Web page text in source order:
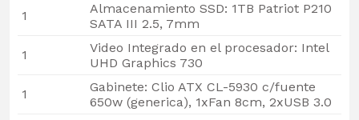
1
Almacenamiento SSD: 1TB Patriot P210
SATA III 2.5, 7mm
1
Video Integrado en el procesador: Intel
UHD Graphics 730
1
Gabinete: Clio ATX CL-5930 c/fuente
650w (generica), 1xFan 8cm, 2xUSB 3.0